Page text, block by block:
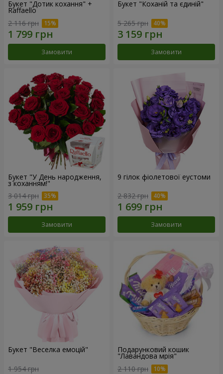
Букет "Дотик кохання" +
Raffaello
2 116 грн
Замовити
Букет "Коханій та єдиній"
5 265 грн
Замовити
Букет "У День народження,
з коханням!"
3 014 грн
Замовити
9 гілок фіолетової еустоми
2 832 грн
Замовити
Букет "Веселка емоцій"
1 954 грн
Подарунковий кошик
"Лавандова мрія"
2 110 грн